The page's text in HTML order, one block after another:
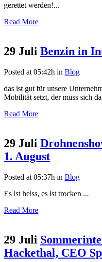
gerettet werden!...
Read More
29 Juli Benzin in
Posted at 05:42h in Blog
das ist gut für unsere
Mobilität setzt, der muss sich
Read More
29 Juli
1. August
Posted at 05:37h in Blog
Es ist heiss, es ist trocken ...
Read More
29 Juli
Hackethal, CEO